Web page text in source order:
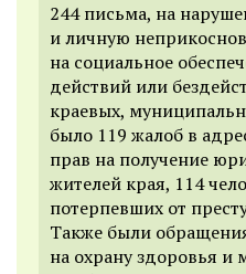
244 письма, на
и личную
на социальное
действий или
краевых,
было 119 жалоб в
прав на получение
жителей края, 114
потерпевших от
Также были
на охрану здоровья